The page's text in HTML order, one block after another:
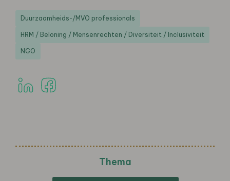
Duurzaamheids-/MVO professionals
HRM / Beloning / Mensenrechten / Diversiteit / Inclusiviteit
NGO
Thema